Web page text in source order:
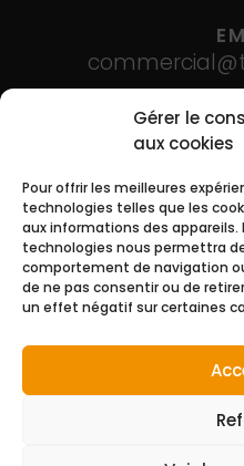
Gérer le
aux cookies
Pour offrir les meilleures
technologies telles que les
aux informations des appareils.
technologies nous permettra
comportement de navigation
de ne pas consentir ou de
un effet négatif sur certaines
02 41
ZA – 4 impasse de la
Mentions